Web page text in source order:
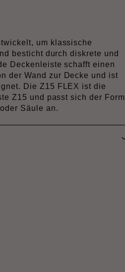
um klassische
besticht durch diskrete und
Deckenleiste schafft einen
der Wand zur Decke und ist
Die Z15 FLEX ist die
Z15 und passt sich der Form
Säule an.